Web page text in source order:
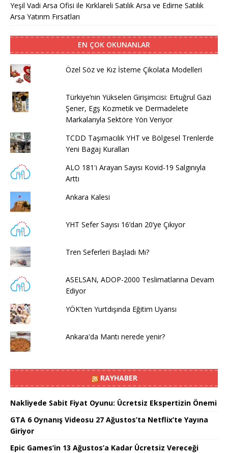
Yeşil Vadi Arsa Ofisi ile Kırklareli Satılık Arsa ve Edirne Satılık
Arsa Yatırım Fırsatları
EN ÇOK OKUNANLAR
Özel Söz ve Kız İsteme Çikolata Modelleri
Türkiye’nin Yükselen Girişimcisi: Ertuğrul Gazi
Şener, Egş Kozmetik ve Dermadelete
Markalarıyla Sektöre Yön Veriyor
TCDD Taşımacılık YHT ve Bölgesel Trenlerde
Yeni Bagaj Kuralları
ALO 181'i Arayan Sayısı Kovid-19 Salgınıyla
Arttı
Ankara Kalesi
YHT Sefer Sayısı 16’dan 20’ye Çıkıyor
Tren Seferleri Başladı Mı?
ASELSAN, ADOP-2000 Teslimatlarına Devam
Ediyor
YÖK'ten Yurtdışında Eğitim Uyarısı
Ankara'da Mantı nerede yenir?
RAYHABER
Nakliyede Sabit Fiyat Oyunu: Ücretsiz Ekspertizin Önemi
GTA 6 Oynanış Videosu 27 Ağustos’ta Netflix’te Yayına
Giriyor
Epic Games’in 13 Ağustos’a Kadar Ücretsiz Vereceği